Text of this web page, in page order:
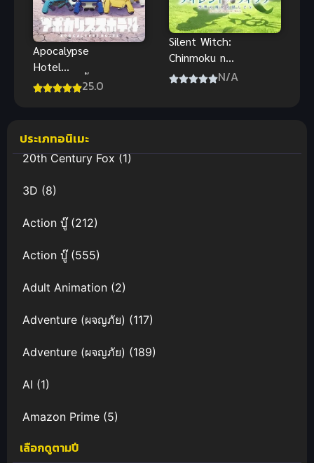
Apocalypse
Hotel
โรงแรมวันสิ้น25.0
Silent Witch:
Chinmoku no
Majo no
ความเงียบ
N/A
ประเภทอนิเมะ
20th Century Fox(1)
3D (8)
Action บู๊(212)
Action บู๊(555)
Adult Animation (2)
Adventure (ผจญภัย) (117)
Adventure (ผจญภัย) (189)
AI (1)
Amazon Prime (5)
Anal (ประตูหลัง)
เลือกดูตามปี